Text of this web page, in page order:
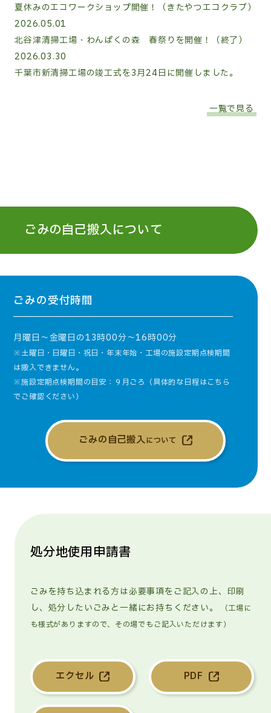
夏休みのエコワークショップ開催！（きたやつエコクラブ）
2026.05.01
北谷津清掃工場・わんぱくの森 春祭りを開催！（終了）
2026.03.30
千葉市新清掃工場の竣工式を3月24日に開催しました。
一覧で見る
ごみの自己搬入について
ごみの受付時間
月曜日～金曜日の13時00分～16時00分
※土曜日・日曜日・祝日・年末年始・工場の施設定期点検期間
は搬入できません。
※施設定期点検期間の目安：９月ごろ（具体的な日程はこちら
でご確認ください）
ごみの自己搬入について
処分地使用申請書
ごみを持ち込まれる方は必要事項をご記入の上、印刷
し、処分したいごみと一緒にお持ちください。
（工場に
も様式がありますので、その場でもご記入いただけます）
エクセル PDF